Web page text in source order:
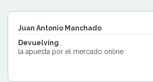
Juan Antonio Manchado
Devuelving
la apuesta por el mercado online